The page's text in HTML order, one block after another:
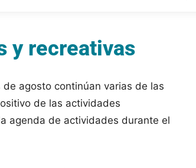
y recreativas
agosto continúan varias de las
de las actividades
agenda de actividades durante el